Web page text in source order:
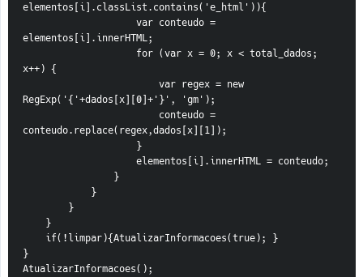
elementos[i].classList.contains('e_html')){
elementos[i].innerHTML;
x++) {
RegExp('{'+dados[x][0]+'}', 'gm');
conteudo.replace(regex,dados[x][1]);
                    }
                    elementos[i].innerHTML = conteudo;
                }
            }
        }
    }
    if(!limpar){AtualizarInformacoes(true); }
}
AtualizarInformacoes();